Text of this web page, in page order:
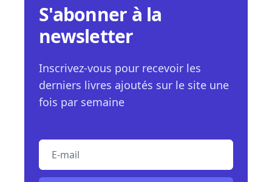
S'abonner à la
newsletter
Inscrivez-vous pour recevoir les
derniers livres ajoutés sur le site une
fois par semaine